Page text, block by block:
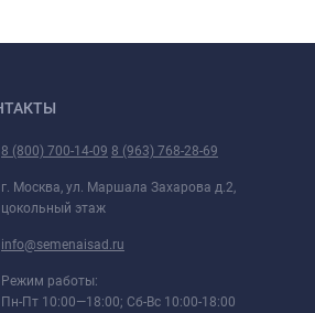
8 (800) 700-14-09 8 (963) 768-28-69
г. Москва, ул. Маршала Захарова д.2,
цокольный этаж
info@semenaisad.ru
Режим работы:
Пн-Пт 10:00—18:00; Сб-Вс 10:00-18:00